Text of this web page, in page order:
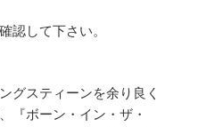
認して下さい。
グスティーンを余り良く
『ボーン・イン・ザ・